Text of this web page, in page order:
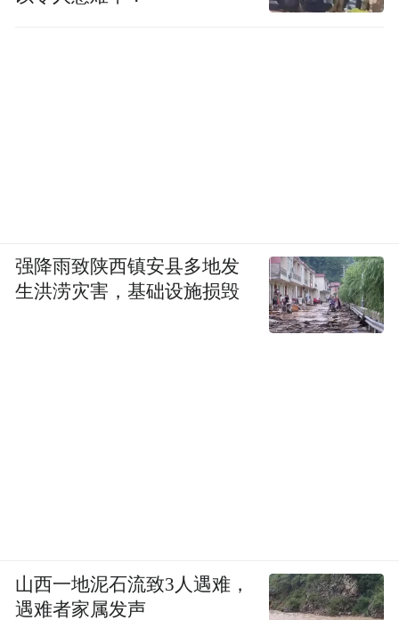
强降雨致陕西镇安县多地发
生洪涝灾害，基础设施损毁
山西一地泥石流致3人遇难，
遇难者家属发声